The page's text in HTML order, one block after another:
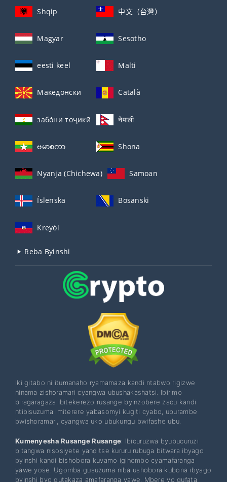
Shqip 中文（台灣）
Magyar Sesotho
eesti keel Malti
Македонски Català
забо́ни тоҷикӣ́ नेपाली
ဗမာစကာ Shona
Nyanja (Chichewa) Samoan
Íslenska Bosanski
Kreyòl
Reba Byinshi
Iki gitabo ni itumanaho ryamamaza kandi ntabwo rigizwe
ninama zishoramari cyangwa ubushakashatsi. Ibirimo
biragaragaza ibitekerezo rusange byinzobere zacu kandi
ntibisuzuma imiterere yabasomyi kugiti cyabo, uburambe
bwishoramari, cyangwa uko ubukungu bwifashe ubu.
Kumenyesha Rusange Rusange: Ibicuruzwa byubucuruzi
bitangwa nisosiyete yanditse kururu rubuga bitwara ibyago
byinshi kandi bishobora kuvamo igihombo cyamafaranga
yawe yose. Ugomba gusuzuma niba ushobora kubona ibyago
byinshi byo gutakaza amafaranga yawe. Mbere yo gufata